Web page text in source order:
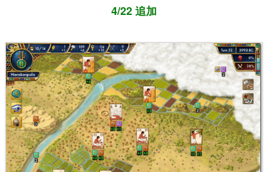
4/22 追加